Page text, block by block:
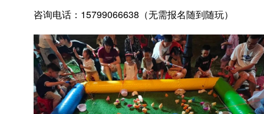
咨询电话：15799066638（无需报名随到随玩）